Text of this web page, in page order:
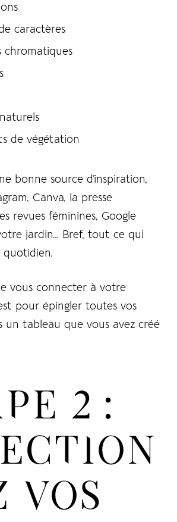
caractères
chromatiques
de végétation
bonne source d’inspiration,
Canva, la presse
revues féminines, Google
jardin… Bref, tout ce qui
quotidien.
vous connecter à votre
pour épingler toutes vos
un tableau que vous avez créé
2 :
VOS